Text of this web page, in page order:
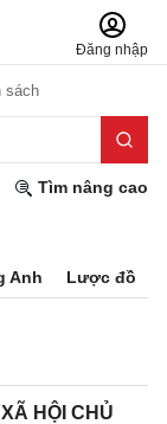
Đăng nhập
sách
Tìm nâng cao
Anh Lược đồ
HỘI CHỦ